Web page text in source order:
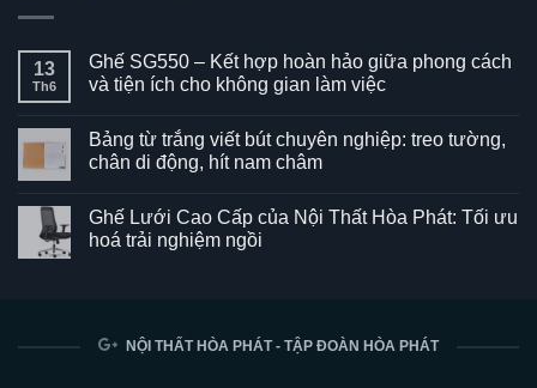
13
Th6
Ghế SG550 – Kết hợp hoàn hảo giữa phong cách
và tiện ích cho không gian làm việc
bình
luận
ở
–
Kết
hợp
và
Bảng từ trắng viết bút chuyên nghiệp: treo tường,
chân di động, hít nam châm
bình
luận
ở
chuyên
Ghế Lưới Cao Cấp của Nội Thất Hòa Phát: Tối ưu
hoá trải nghiệm ngồi
Ghế
NỘI THẤT HÒA PHÁT - TẬP ĐOÀN HÒA PHÁT